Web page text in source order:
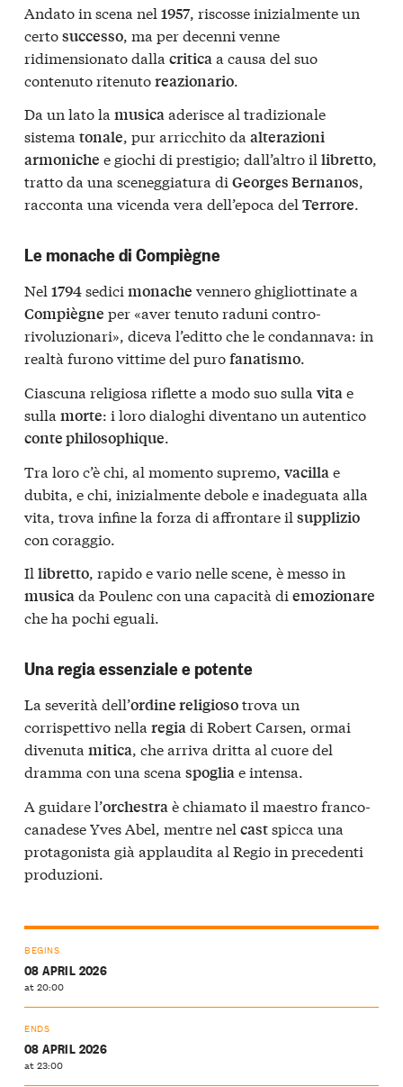
Andato in scena nel 1957 , riscosse inizialmente un
certosuccesso , ma per decenni venne
ridimensionato dalla critica a causa del suo
contenuto ritenutoreazionario
Da un lato la musicaaderisce al tradizionale
sistema tonale, pur arricchito da alterazioni
armoniche e giochi di prestigio; dall’altro il libretto,
tratto da una sceneggiatura di Georges Bernanos,
racconta una vicenda vera dell’epoca del Terrore.
Le monache di Compiègne
Nel 1794sedici monache vennero ghigliottinate a
Compiègne per «aver tenuto raduni contro-
rivoluzionari», diceva l’editto che le condannava: in
realtà furono vittime del purofanatismo.
Ciascuna religiosa riflette a modo suo sulla vitae
sulla morte: i loro dialoghi diventano un autentico
conte philosophique.
Tra loro c’è chi, al momento supremo, vacilla e
dubita, e chi, inizialmente debole e inadeguata alla
vita, trova infine la forza di affrontare il supplizio
con coraggio.
Il libretto, rapido e vario nelle scene, è messo in
musicada Poulenc con una capacità di emozionare
che ha pochi eguali.
Una regia essenziale e potente
La severità dell’ordine religiosotrova un
corrispettivo nella regiadi Robert Carsen, ormai
divenuta mitica, che arriva dritta al cuore del
dramma con una scena spogliae intensa.
A guidare l’orchestraè chiamato il maestro franco-
canadese Yves Abel, mentre nel castspicca una
protagonista già applaudita al Regio in precedenti
produzioni.
BEGINS
08 APRIL 2026
at 20:00
ENDS
08 APRIL 2026
at 23:00